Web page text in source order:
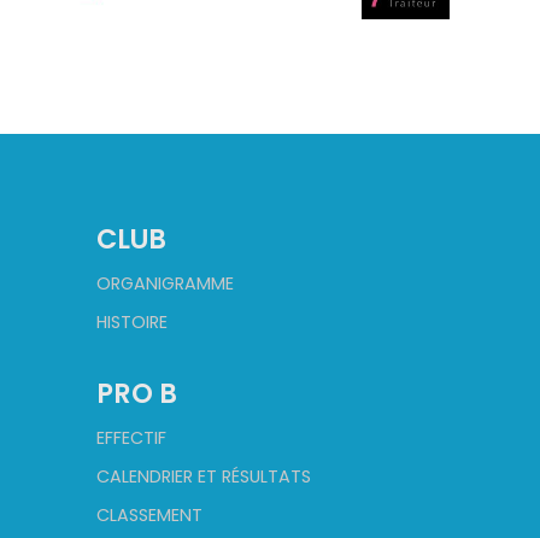
CLUB
ORGANIGRAMME
HISTOIRE
PRO B
EFFECTIF
CALENDRIER ET RÉSULTATS
CLASSEMENT